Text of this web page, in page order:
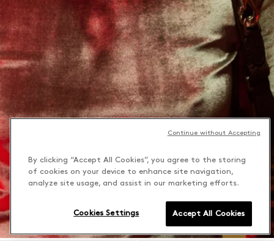
By clicking “Accept All Cookies”, you agree to the storing
of cookies on your device to enhance site navigation,
analyze site usage, and assist in our marketing efforts.
Accept All Cookies
Cookies Settings
Continue without Accepting